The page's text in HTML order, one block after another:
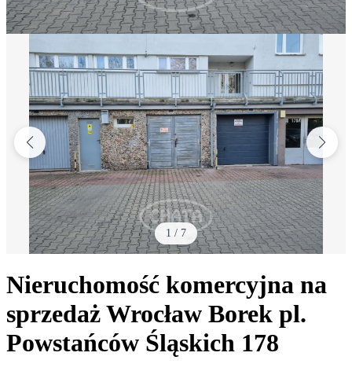
1 / 7
Nieruchomość komercyjna na
sprzedażWrocław Borek pl.
Powstańców Śląskich 178